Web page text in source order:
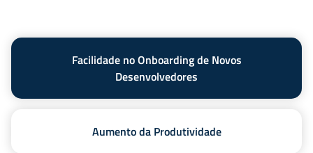
Facilidade no Onboarding de Novos
Desenvolvedores
Aumento da Produtividade